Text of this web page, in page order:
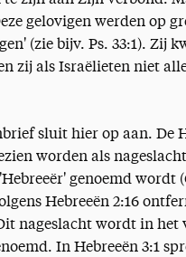
gelovigen werden op
(zie bijv. Ps. 33:1). Zij
zij als Israëlieten niet
sluit hier op aan. De
worden als
genoemd wordt
Hebreeën 2:16
nageslacht wordt in het
In Hebreeën 3:1